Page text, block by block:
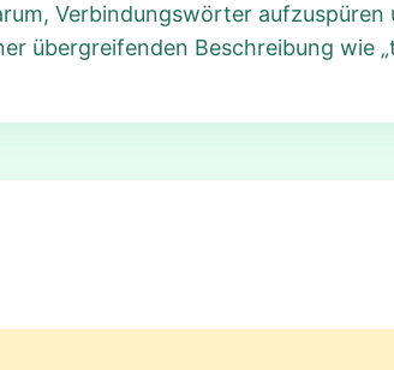
Verbindungswörter aufzuspüren
übergreifenden Beschreibung wie